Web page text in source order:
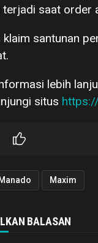
terjadi saat order
klaim santunan
lebih
situs
Manado Maxim
BALASAN